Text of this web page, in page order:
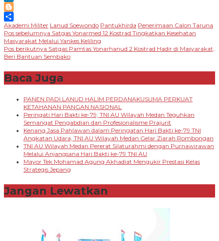
LinkedIn
Blogger
Share
Akademi Militer Lanud Soewondo Pantukhirda Penerimaan Calon Taruna
Navigasi
pos
Pos sebelumnya Satgas Yonarmed 12 Kostrad Tingkatkan Kesehatan
Masyarakat Melalui Yankes Keliling
Pos berikutnya Satgas Pamtas Yonarhanud 2 Kostrad Hadir di Masyarakat,
Beri Bantuan Sembako
Baca Juga
PANEN PADI LANUD HALIM PERDANAKUSUMA PERKUAT
KETAHANAN PANGAN NASIONAL
Peringati Hari Bakti ke-79, TNI AU Wilayah Medan Teguhkan
Semangat Pengabdian dan Profesionalisme Prajurit
Kenang Jasa Pahlawan dalam Peringatan Hari Bakti ke-79 TNI
Angkatan Udara, TNI AU Wilayah Medan Gelar Ziarah Rombongan
TNI AU Wilayah Medan Pererat Silaturahmi dengan Purnawirawan
Melalui Anjangsana Hari Bakti ke-79 TNI AU
Mayor Tek Mohamad Agung Akhadiat Mengukir Prestasi Kelas
Strategis Jepang
Jangan Lewatkan